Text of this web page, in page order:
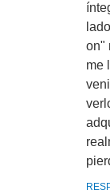
on"
me